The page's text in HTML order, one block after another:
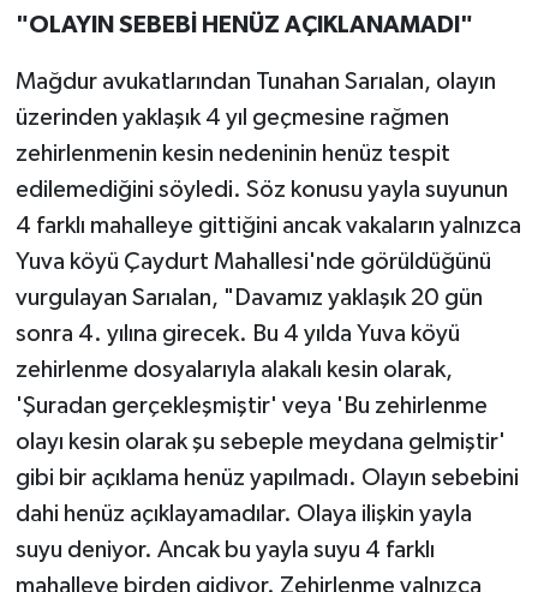
"OLAYIN SEBEBİ HENÜZ AÇIKLANAMADI"
Mağdur avukatlarından Tunahan Sarıalan, olayın
üzerinden yaklaşık 4 yıl geçmesine rağmen
zehirlenmenin kesin nedeninin henüz tespit
edilemediğini söyledi. Söz konusu yayla suyunun
4 farklı mahalleye gittiğini ancak vakaların yalnızca
Yuva köyü Çaydurt Mahallesi'nde görüldüğünü
vurgulayan Sarıalan, "Davamız yaklaşık 20 gün
sonra 4. yılına girecek. Bu 4 yılda Yuva köyü
zehirlenme dosyalarıyla alakalı kesin olarak,
'Şuradan gerçekleşmiştir' veya 'Bu zehirlenme
olayı kesin olarak şu sebeple meydana gelmiştir'
gibi bir açıklama henüz yapılmadı. Olayın sebebini
dahi henüz açıklayamadılar. Olaya ilişkin yayla
suyu deniyor. Ancak bu yayla suyu 4 farklı
mahalleye birden gidiyor. Zehirlenme yalnızca